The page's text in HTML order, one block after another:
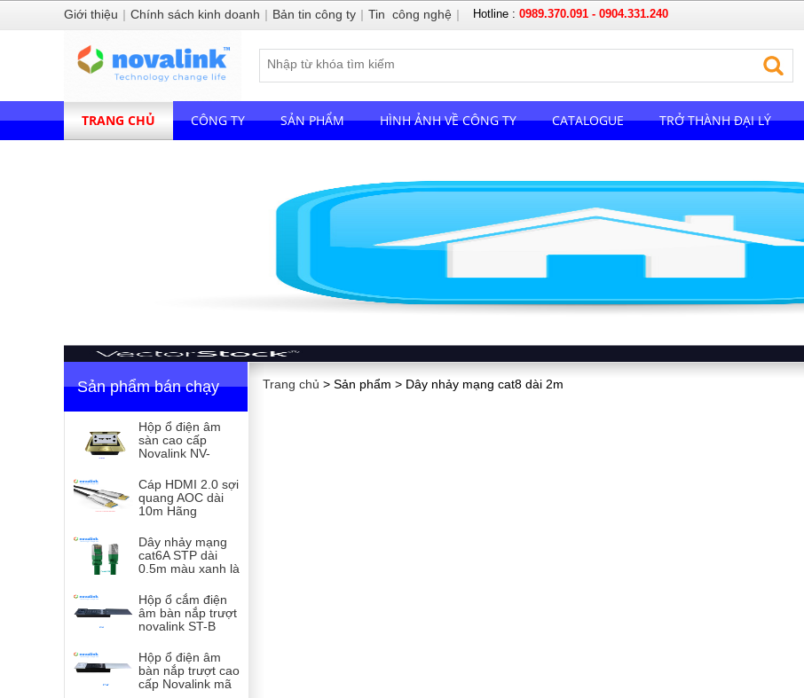
TRANG CHỦ CÔNG TY SẢN PHẨM HÌNH ẢNH VỀ CÔNG TY CATALOGUE TRỞ THÀNH ĐẠI LÝ
Sản phẩm bán chạy
Hộp ổ điện âm
sàn cao cấp
Novalink NV-
với 3 ổ cắm tùy
chọn
Cáp HDMI 2.0 sợi
quang AOC dài
10m Hãng
32014A, hỗ trợ độ
phân giải 2K, 4K,
60hz
Dây nhảy mạng
cat6A STP dài
0.5m màu xanh là
diện 24AWG,
550Mhz tốc độ
10Gb
Hộp ổ cắm điện
âm bàn nắp trượt
novalink ST-B
Hộp ổ điện âm
bàn nắp trượt cao
cấp Novalink mã
Trang chủ > Sản phẩm > Dây nhảy mạng cat8 dài 2m
Giới thiệu | Chính sách kinh doanh | Bản tin công ty | Tin công nghệ | Hotline : 0989.370.091 - 0904.331.240